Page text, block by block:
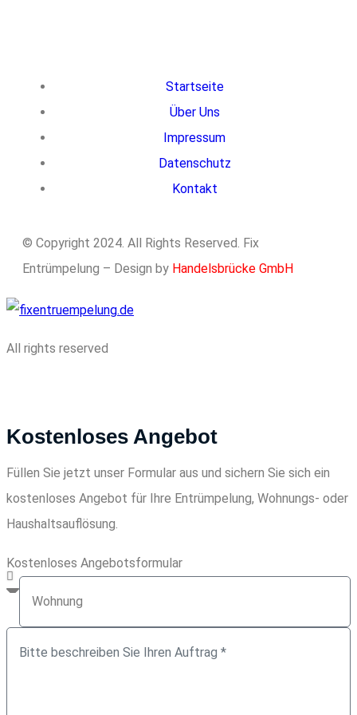
Startseite
Über Uns
Impressum
Datenschutz
Kontakt
© Copyright 2024. All Rights Reserved. Fix
Entrümpelung – Design by Handelsbrücke GmbH
All rights reserved
Kostenloses Angebot
Füllen Sie jetzt unser Formular aus und sichern Sie sich ein
kostenloses Angebot für Ihre Entrümpelung, Wohnungs- oder
Haushaltsauflösung.
Kostenloses Angebotsformular